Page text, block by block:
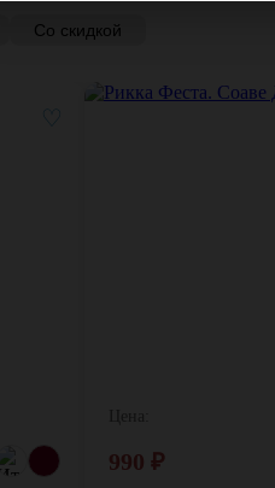
Со скидкой
990 ₽